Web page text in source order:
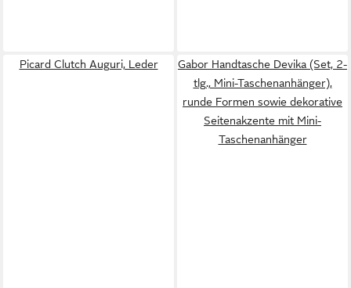
Picard Clutch Auguri, Leder
Gabor Handtasche Devika (Set, 2-
tlg., Mini-Taschenanhänger),
runde Formen sowie dekorative
Seitenakzente mit Mini-
Taschenanhänger